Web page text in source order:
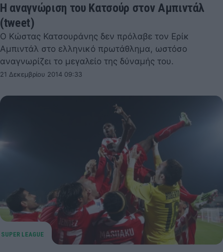
Η αναγνώριση του Κατσούρ στον Αμπιντάλ
(tweet)
Ο Κώστας Κατσουράνης δεν πρόλαβε τον Ερίκ
Αμπιντάλ στο ελληνικό πρωτάθλημα, ωστόσο
αναγνωρίζει το μεγαλείο της δύναμής του.
21 Δεκεμβρίου 2014 09:33